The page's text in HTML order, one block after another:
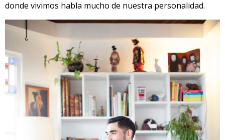
donde vivimos habla mucho de nuestra personalidad.